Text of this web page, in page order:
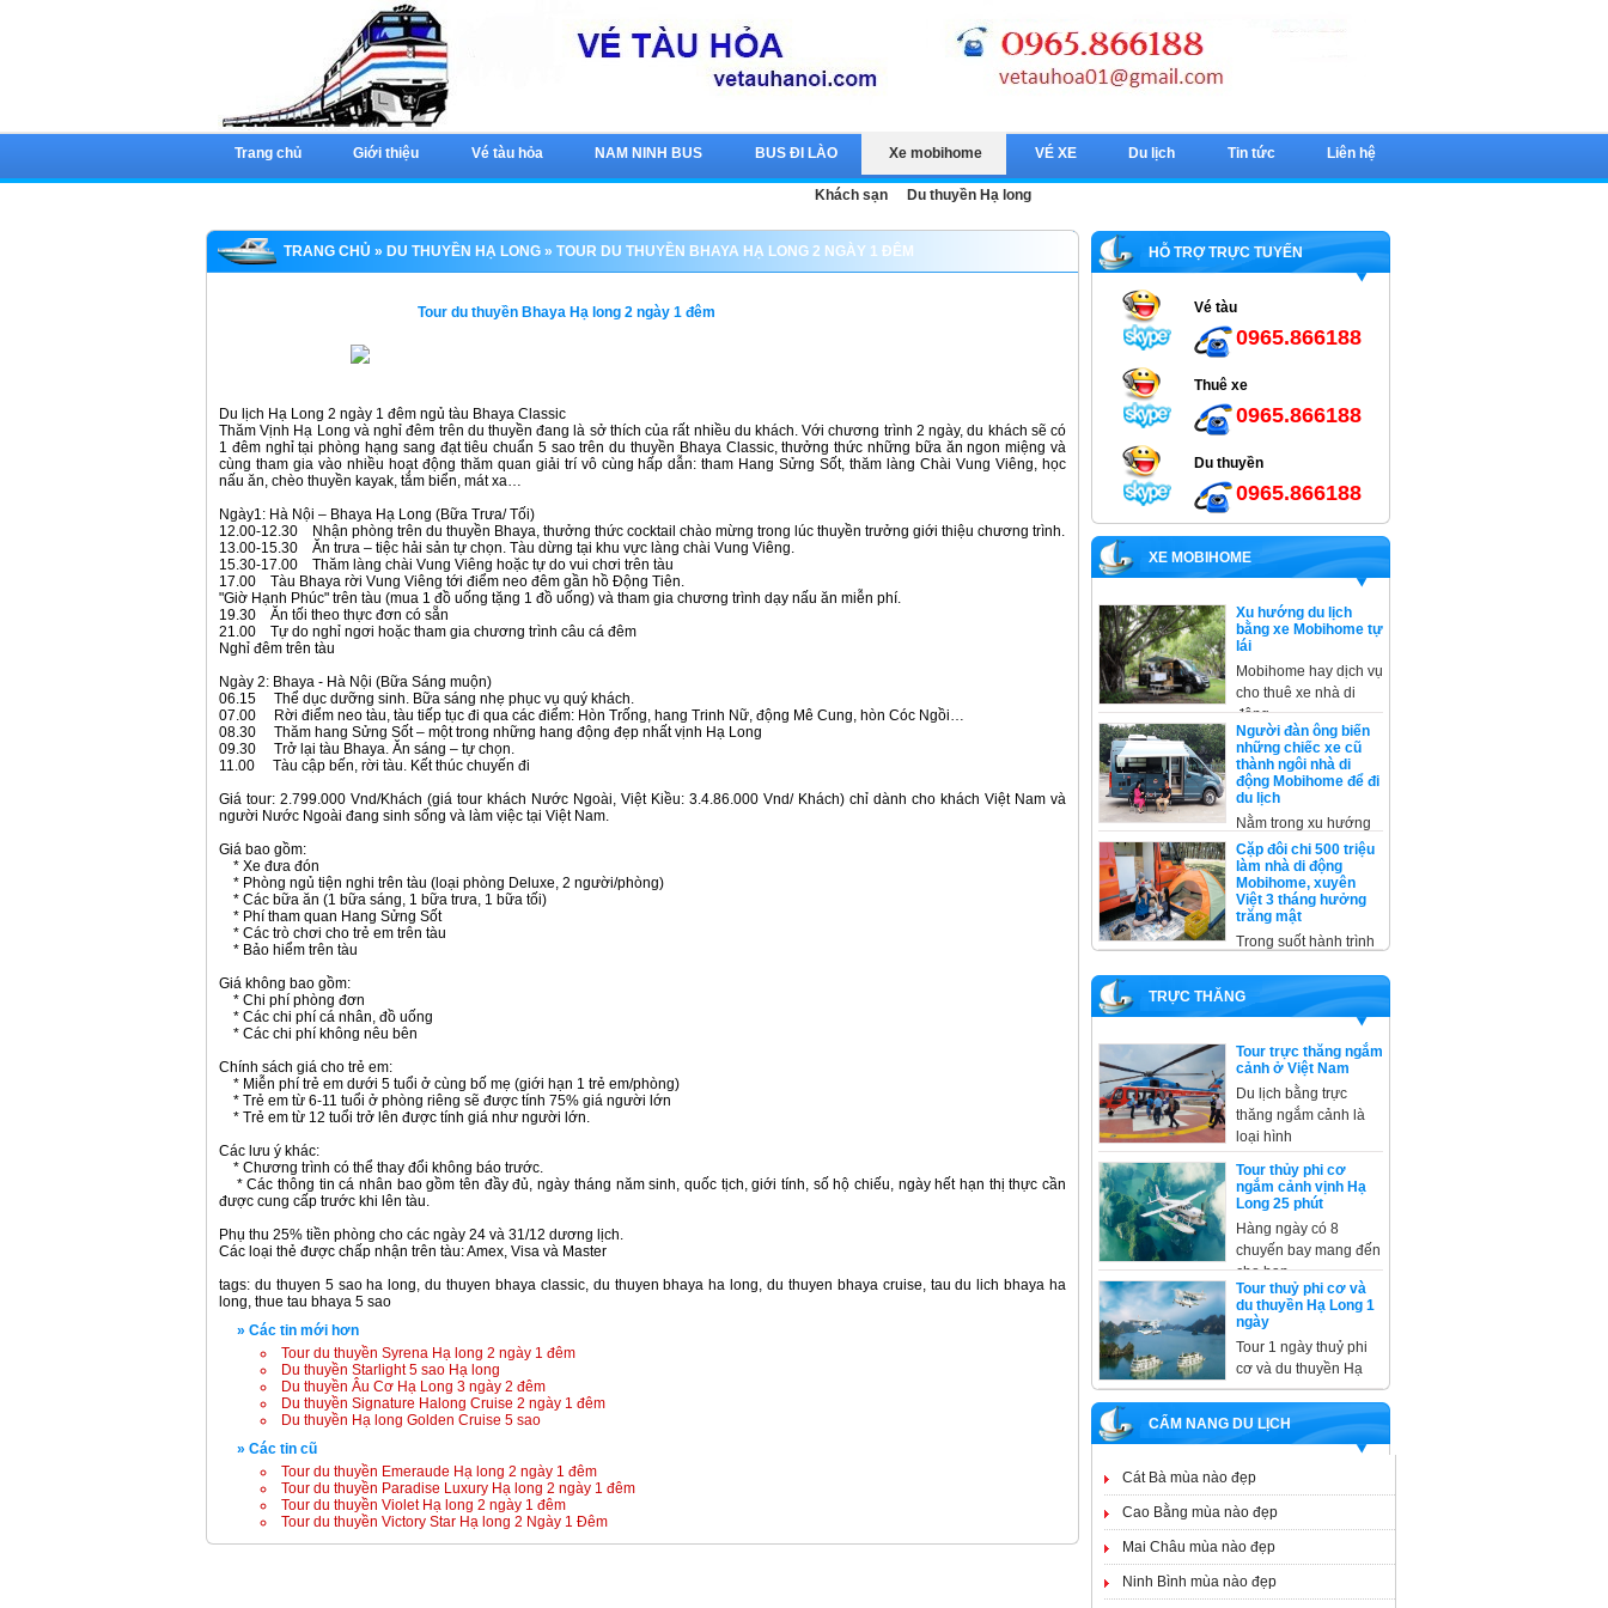
Trang chủ Giới thiệu Vé tàu hỏa NAM NINH BUS BUS ĐI LÀO Xe mobihome
Khách sạn Du thuyền Hạ long
VÉ XE Du lịch Tin tức Liên hệ
TRANG CHỦ » DU THUYỀN HẠ LONG » TOUR DU THUYỀN BHAYA HẠ LONG 2 NGÀY 1 ĐÊM
Tour du thuyền Bhaya Hạ long 2 ngày 1 đêm
Du lịch Hạ Long 2 ngày 1 đêm ngủ tàu Bhaya Classic
Thăm Vịnh Hạ Long và nghỉ đêm trên du thuyền đang là sở thích của rất nhiều du khách. Với chương trình 2 ngày, du khách sẽ có
1 đêm nghỉ tại phòng hạng sang đạt tiêu chuẩn 5 sao trên du thuyền Bhaya Classic, thưởng thức những bữa ăn ngon miệng và
cùng tham gia vào nhiều hoạt động thăm quan giải trí vô cùng hấp dẫn: tham Hang Sửng Sốt, thăm làng Chài Vung Viêng, học
nấu ăn, chèo thuyền kayak, tắm biển, mát xa…
Ngày1: Hà Nội – Bhaya Hạ Long (Bữa Trưa/ Tối)
12.00-12.30 Nhận phòng trên du thuyền Bhaya, thưởng thức cocktail chào mừng trong lúc thuyền trưởng giới thiệu chương trình.
13.00-15.30 Ăn trưa – tiệc hải sản tự chọn. Tàu dừng tại khu vực làng chài Vung Viêng.
15.30-17.00 Thăm làng chài Vung Viêng hoặc tự do vui chơi trên tàu
17.00 Tàu Bhaya rời Vung Viêng tới điểm neo đêm gần hồ Động Tiên.
"Giờ Hạnh Phúc" trên tàu (mua 1 đồ uống tặng 1 đồ uống) và tham gia chương trình dạy nấu ăn miễn phí.
19.30 Ăn tối theo thực đơn có sẵn
21.00 Tự do nghỉ ngơi hoặc tham gia chương trình câu cá đêm
Nghỉ đêm trên tàu
Ngày 2: Bhaya - Hà Nội (Bữa Sáng muộn)
06.15 Thể dục dưỡng sinh. Bữa sáng nhẹ phục vụ quý khách.
07.00 Rời điểm neo tàu, tàu tiếp tục đi qua các điểm: Hòn Trống, hang Trinh Nữ, động Mê Cung, hòn Cóc Ngồi…
08.30 Thăm hang Sửng Sốt – một trong những hang động đẹp nhất vịnh Hạ Long
09.30 Trở lại tàu Bhaya. Ăn sáng – tự chọn.
11.00 Tàu cập bến, rời tàu. Kết thúc chuyến đi
Giá tour: 2.799.000 Vnd/Khách (giá tour khách Nước Ngoài, Việt Kiều: 3.4.86.000 Vnd/ Khách) chỉ dành cho khách Việt Nam và
người Nước Ngoài đang sinh sống và làm việc tại Việt Nam.
Giá bao gồm:
* Xe đưa đón
* Phòng ngủ tiện nghi trên tàu (loại phòng Deluxe, 2 người/phòng)
* Các bữa ăn (1 bữa sáng, 1 bữa trưa, 1 bữa tối)
* Phí tham quan Hang Sửng Sốt
* Các trò chơi cho trẻ em trên tàu
* Bảo hiểm trên tàu
Giá không bao gồm:
* Chi phí phòng đơn
* Các chi phí cá nhân, đồ uống
* Các chi phí không nêu bên
Chính sách giá cho trẻ em:
* Miễn phí trẻ em dưới 5 tuổi ở cùng bố mẹ (giới hạn 1 trẻ em/phòng)
* Trẻ em từ 6-11 tuổi ở phòng riêng sẽ được tính 75% giá người lớn
* Trẻ em từ 12 tuổi trở lên được tính giá như người lớn.
Các lưu ý khác:
* Chương trình có thể thay đổi không báo trước.
* Các thông tin cá nhân bao gồm tên đầy đủ, ngày tháng năm sinh, quốc tịch, giới tính, số hộ chiếu, ngày hết hạn thị thực cần
được cung cấp trước khi lên tàu.
Phụ thu 25% tiền phòng cho các ngày 24 và 31/12 dương lịch.
Các loại thẻ được chấp nhận trên tàu: Amex, Visa và Master
tags: du thuyen 5 sao ha long, du thuyen bhaya classic, du thuyen bhaya ha long, du thuyen bhaya cruise, tau du lich bhaya ha
long, thue tau bhaya 5 sao
» Các tin mới hơn
Tour du thuyền Syrena Hạ long 2 ngày 1 đêm
Du thuyền Starlight 5 sao Hạ long
Du thuyền Âu Cơ Hạ Long 3 ngày 2 đêm
Du thuyền Signature Halong Cruise 2 ngày 1 đêm
Du thuyền Hạ long Golden Cruise 5 sao
» Các tin cũ
Tour du thuyền Emeraude Hạ long 2 ngày 1 đêm
Tour du thuyền Paradise Luxury Hạ long 2 ngày 1 đêm
Tour du thuyền Violet Hạ long 2 ngày 1 đêm
Tour du thuyền Victory Star Hạ long 2 Ngày 1 Đêm
HỖ TRỢ TRỰC TUYẾN
Vé tàu
0965.866188
Thuê xe
0965.866188
Du thuyền
0965.866188
XE MOBIHOME
Xu hướng du lịch
bằng xe Mobihome tự
lái
Mobihome hay dịch vụ
cho thuê xe nhà di
động
Người đàn ông biến
những chiếc xe cũ
thành ngôi nhà di
động Mobihome để đi
du lịch
Nằm trong xu hướng
cải tạo, không thể
không kể
Cặp đôi chi 500 triệu
làm nhà di động
Mobihome, xuyên
Việt 3 tháng hưởng
trăng mật
Trong suốt hành trình
TRỰC THĂNG
Tour trực thăng ngắm
cảnh ở Việt Nam
Du lịch bằng trực
thăng ngắm cảnh là
loại hình
Tour thủy phi cơ
ngắm cảnh vịnh Hạ
Long 25 phút
Hàng ngày có 8
chuyến bay mang đến
cho bạn
Tour thuỷ phi cơ và
du thuyền Hạ Long 1
ngày
Tour 1 ngày thuỷ phi
cơ và du thuyền Hạ
CẨM NANG DU LỊCH
Cát Bà mùa nào đẹp
Cao Bằng mùa nào đẹp
Mai Châu mùa nào đẹp
Ninh Bình mùa nào đẹp